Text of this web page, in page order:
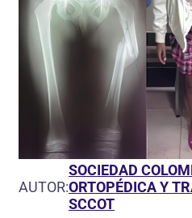
AUTOR:
SOCIEDAD
ORTOPÉDICA Y
SCCOT